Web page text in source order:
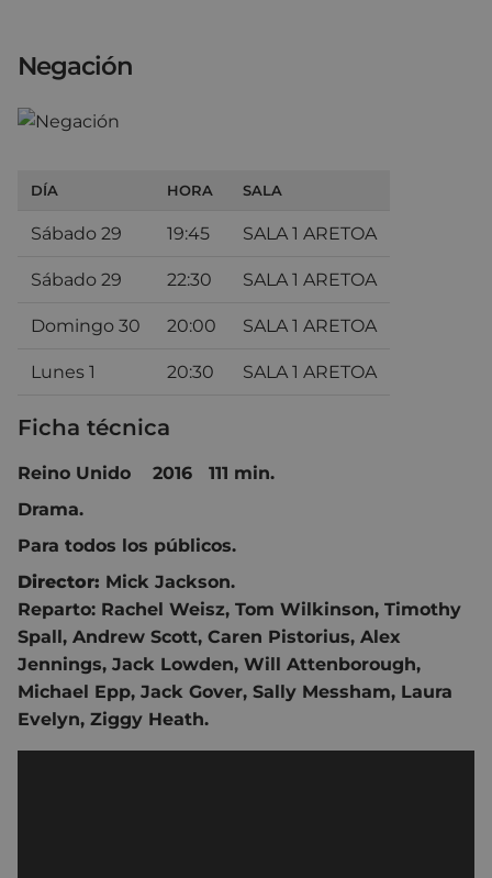
Negación
DÍA HORA SALA
Sábado 29 19:45 SALA 1 ARETOA
Sábado 29 22:30 SALA 1 ARETOA
Domingo 30 20:00 SALA 1 ARETOA
Lunes 1 20:30 SALA 1 ARETOA
Ficha técnica
Reino Unido 2016 111 min.
Drama.
Para todos los públicos.
Director: Mick Jackson.
Reparto: Rachel Weisz, Tom Wilkinson, Timothy
Spall, Andrew Scott, Caren Pistorius, Alex
Jennings, Jack Lowden, Will Attenborough,
Michael Epp, Jack Gover, Sally Messham, Laura
Evelyn, Ziggy Heath.